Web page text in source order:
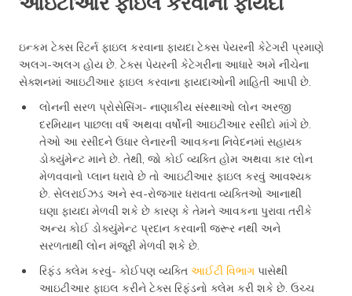
ઇન્કમ ટેક્સ રિટર્ન ફાઇલ કરવાના ફાયદા ટેક્સ પેયરની કેટેગરી પ્રમાણે
અલગ-અલગ હોય છે. ટેક્સ પેયરની કેટેગરીના આધારે અમે નીચેના
સેક્શનમાં આઇટીઆર ફાઇલ કરવાના ફાયદાઓની માહિતી આપી છે.
લોનની સરળ પ્રોસેસિંગ- નાણાકીય સંસ્થાઓ લોન અરજી
દરમિયાન પાછલા વર્ષ અથવા વર્ષોની આઇટીઆર રસીદો માંગે છે.
તેઓ આ રસીદને ઉધાર લેનારની આવકના નિવેદનમાં સહાયક
ડોક્યુંમેન્ટ માને છે. તેથી, જો કોઈ વ્યક્તિ હોમ અથવા કાર લોન
મેળવવાનો પ્લાન ધરાવે છે તો આઇટીઆર ફાઇલ કરવું આવશ્યક
છે. સેલરાઈઝડ અને સ્વ-રોજગાર ધરાવતા વ્યક્તિઓ આનાથી
ઘણા ફાયદા મેળવી શકે છે કારણ કે તેમને આવકના પુરાવા તરીકે
અન્ય કોઈ ડોક્યુંમેન્ટ પ્રદાન કરવાની જરૂર નથી અને
સરળતાથી લોન મંજૂરી મેળવી શકે છે.
રિફંડ ક્લેમ કરવું- કોઈપણ વ્યક્તિ આઈટી વિભાગ પાસેથી
આઇટીઆર ફાઇલ કરીને ટેક્સ રિફંડનો ક્લેમ કરી શકે છે. ઉચ્ચ